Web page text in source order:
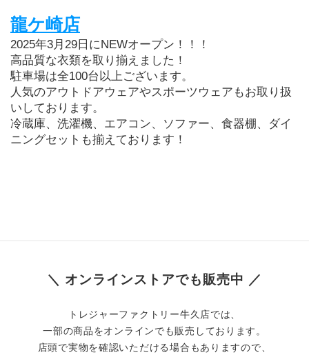
龍ケ崎店
2025年3月29日にNEWオープン！！！
高品質な衣類を取り揃えました！
駐車場は全100台以上ございます。
人気のアウトドアウェアやスポーツウェアもお取り扱
いしております。
冷蔵庫、洗濯機、エアコン、ソファー、食器棚、ダイ
ニングセットも揃えております！
＼ オンラインストアでも販売中 ／
トレジャーファクトリー牛久店では、
一部の商品をオンラインでも販売しております。
店頭で実物を確認いただける場合もありますので、